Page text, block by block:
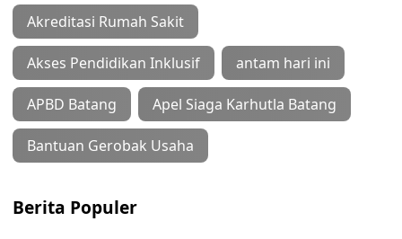
Akreditasi Rumah Sakit
Akses Pendidikan Inklusif antam hari ini
APBD Batang Apel Siaga Karhutla Batang
Bantuan Gerobak Usaha
Berita Populer